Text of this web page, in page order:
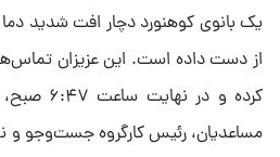
یک بانوی کوهنورد دچار افت شدید
از دست داده است. این عزیزان تماس‌های
کرده و
مساعدیان، رئیس کارگروه جست‌و‌جو و